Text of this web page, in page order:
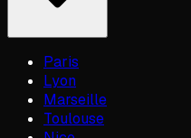
Paris
Lyon
Marseille
Toulouse